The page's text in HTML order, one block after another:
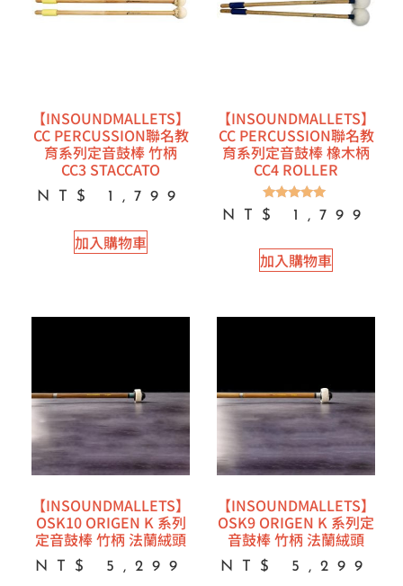
【INSOUNDMALLETS】
CC PERCUSSION聯名教
育系列定音鼓棒 竹柄
CC3 STACCATO
NT$ 1,799
加入購物車
【INSOUNDMALLETS】
CC PERCUSSION聯名教
育系列定音鼓棒 橡木柄
CC4 ROLLER
評分
5.00
NT$ 1,799
加入購物車
【INSOUNDMALLETS】
OSK10 ORIGEN K 系列
定音鼓棒 竹柄 法蘭絨頭
NT$ 5,299
【INSOUNDMALLETS】
OSK9 ORIGEN K 系列定
音鼓棒 竹柄 法蘭絨頭
NT$ 5,299